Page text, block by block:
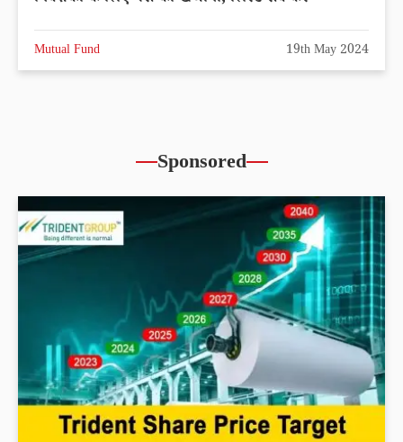
Mutual Fund 19th May 2024
Sponsored